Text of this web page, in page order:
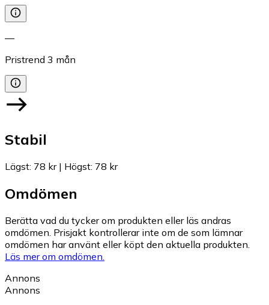
—
Pristrend 3 mån
Stabil
Lägst: 78 kr| Högst: 78 kr
Omdömen
Berätta vad du tycker om produkten eller läs andras
omdömen. Prisjakt kontrollerar inte om de som lämnar
omdömen har använt eller köpt den aktuella produkten.
Läs mer om omdömen.
Annons
Annons